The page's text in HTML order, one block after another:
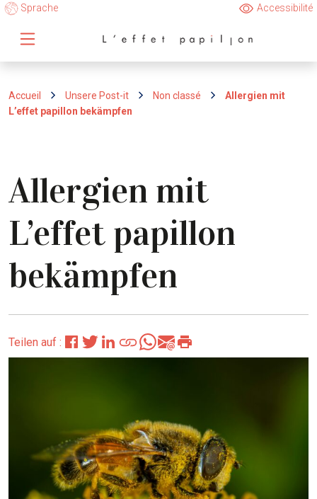
Sprache Accessibilité
Accueil Unsere Post-it Non classé
Allergien mit
L’effet papillon bekämpfen
Allergien mit
L’effet papillon
bekämpfen
Teilen auf :